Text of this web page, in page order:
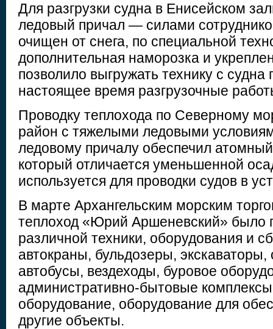
Для разгрузки судна в Енисейском
ледовый причал — силами
очищен от снега, по специальной
дополнительная наморозка и
позволило выгружать технику с
настоящее время разгрузочные
Проводку теплохода по Северному
район с тяжелыми ледовыми
ледовому причалу обеспечил
который отличается уменьшенной
используется для проводки судов в
В марте Архангельским морским
теплоход «Юрий Аршеневский» было
различной техники, оборудования и
автокраны, бульдозеры,
автобусы, вездеходы, буровое
административно-бытовые
оборудование, оборудование для
другие объекты.